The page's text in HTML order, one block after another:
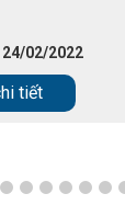
24/02/2022
tiết